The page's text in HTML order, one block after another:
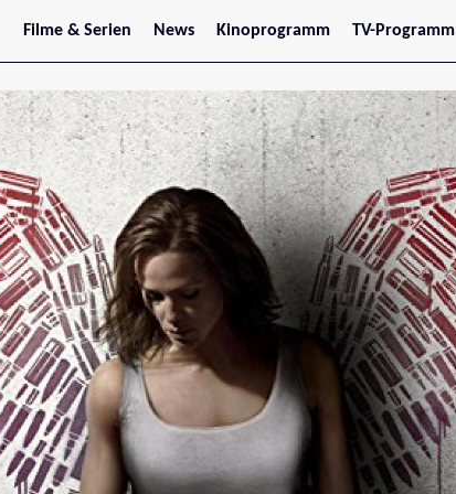
Filme & Serien
Trailer
Filmarchiv
Serienarchiv
News
Stars
Kinoprogramm
Jetzt im Kino
Wien
Niederösterreich
Oberösterreich
Steiermark
Burgenland
Kärnten
Salzburg
Vorarlberg
TV-Programm